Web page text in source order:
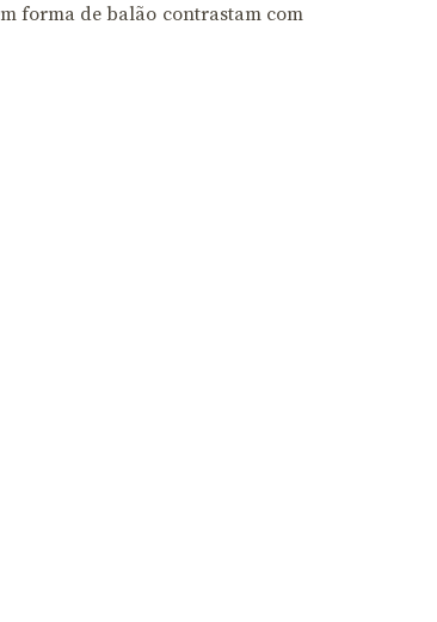
forma de balão contrastam com